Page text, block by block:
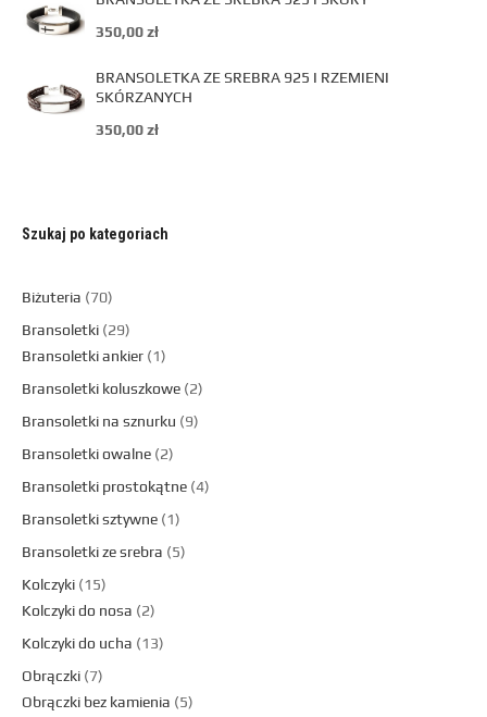
350,00zł
BRANSOLETKA ZE SREBRA 925 I RZEMIENI
SKÓRZANYCH
350,00zł
Szukaj po kategoriach
Biżuteria
70
Bransoletki 29
Bransoletki ankier 1
Bransoletki koluszkowe 2
Bransoletki na sznurku
9
Bransoletki owalne 2
Bransoletki prostokątne 4
Bransoletki sztywne 1
Bransoletki ze srebra
5
Kolczyki 15
Kolczyki do nosa
2
Kolczyki do ucha
13
Obrączki 7
Obrączki bez kamienia
5